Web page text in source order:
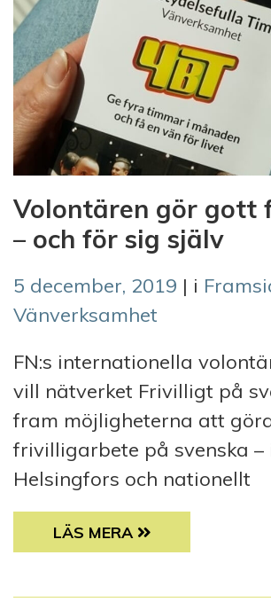
Volontären gör gott
– och för sig själv
5 december, 2019 | i
Vänverksamhet
FN:s internationella
vill nätverket Frivilligt på
fram möjligheterna att
frivilligarbete på svenska –
Helsingfors och nationellt
VOLONTÄREN GÖR GOTT
LÄS MERA